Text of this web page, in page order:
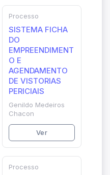
Processo
SISTEMA FICHA
DO
EMPREENDIMENT
O E
AGENDAMENTO
DE VISTORIAS
PERICIAIS
Genildo Medeiros
Chacon
Ver
Processo